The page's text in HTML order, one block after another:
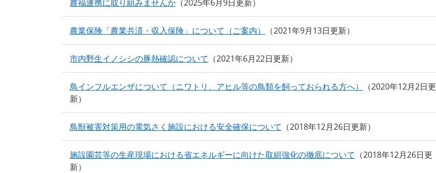
農福連携に取り組みませんか 2025年6月9日更新
農業保険「農業共済・収入保険」について（ご案内） 2021年9月13日更新
市内野生イノシシの豚熱確認について 2021年6月22日更新
鳥インフルエンザについて（ニワトリ、アヒル等の鳥類を飼っておられる方へ）
2020年12月2日更
新
鳥獣被害対策用の電気さく施設における安全確保について 2018年12月26日更新
施設園芸等の生産現場における省エネルギーに向けた取組強化の徹底について
2018年12月26日更
新